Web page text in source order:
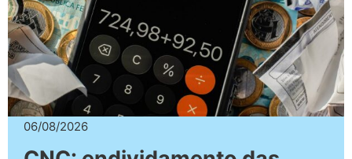
06/08/2026